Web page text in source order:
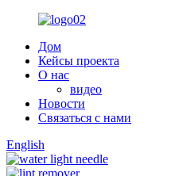
Дом
Кейсы проекта
О нас
видео
Новости
Связаться с нами
English